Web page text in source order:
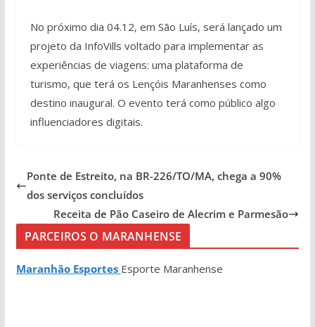
No próximo dia 04.12, em São Luís, será lançado um
projeto da InfoVills voltado para implementar as
experiências de viagens: uma plataforma de
turismo, que terá os Lençóis Maranhenses como
destino inaugural. O evento terá como público algo
influenciadores digitais.
Ponte de Estreito, na BR-226/TO/MA, chega a 90%
dos serviços concluídos
Receita de Pão Caseiro de Alecrim e Parmesão
PARCEIROS O MARANHENSE
Maranhão Esportes Esporte Maranhense